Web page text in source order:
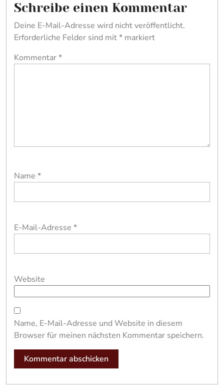
Schreibe einen Kommentar
Deine E-Mail-Adresse wird nicht veröffentlicht.
Erforderliche Felder sind mit* markiert
Kommentar*
Name *
E-Mail-Adresse *
Website
Name, E-Mail-Adresse und Website in diesem
Browser für meinen nächsten Kommentar speichern.